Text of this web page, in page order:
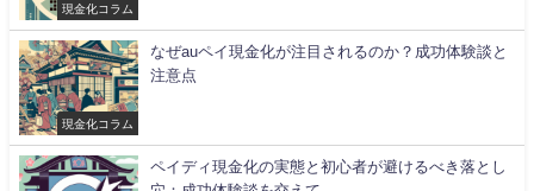
現金化コラム
現金化コラム
なぜauペイ現金化が注目されるのか？成功体験談と
注意点
ペイディ現金化の実態と初心者が避けるべき落とし